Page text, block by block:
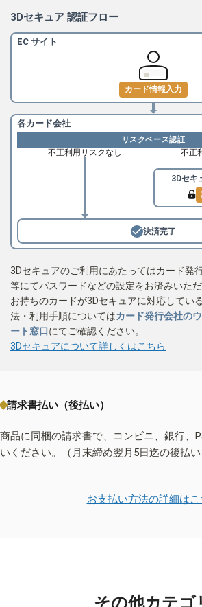
3Dセキュア 認証フロー
EC サイト
カード情報入力
各カード会社
リスクベース認証
不正利用リスクなし 不正
3Dセキ
決済完了
3Dセキュアのご利用にあたってはカード発
等にてパスワードなどの設定をお済みいただ
お持ちのカードが3Dセキュアに対応してい
法・利用手順についてはカード発行会社の
ート窓口にてご確認ください。
3Dセキュアについて詳しくはこちら
請求書払い（後払い）
商品に同梱の請求書で、コンビニ、銀行、
いください。（月末締め翌月5日迄の後払い
お支払い方法の詳細はこ
その他カテゴ